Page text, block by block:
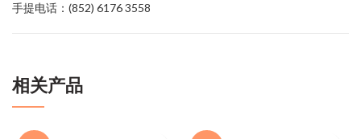
手提电话：(852) 6176 3558
相关产品